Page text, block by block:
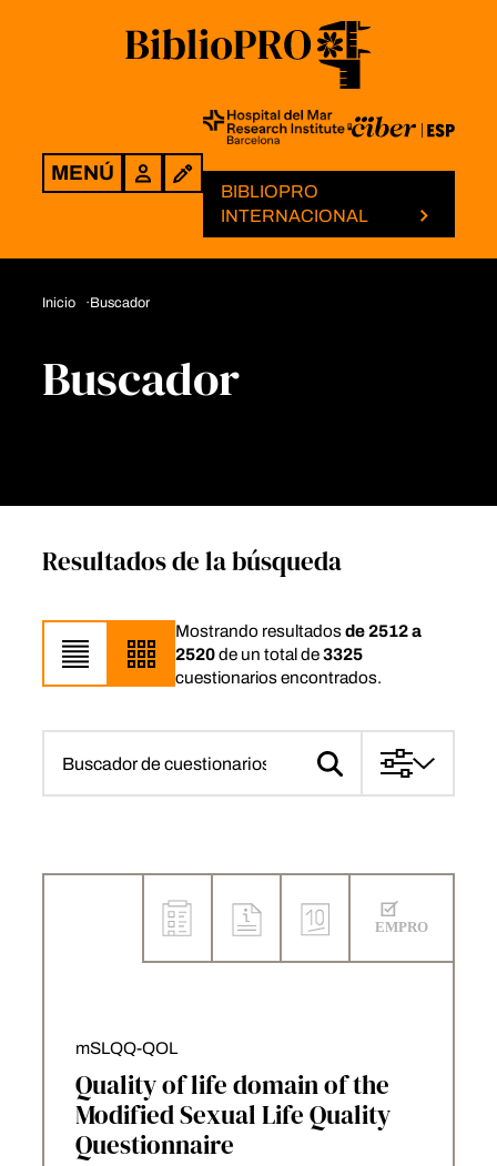
MENÚ Login
BIBLIOPRO
INTERNACIONAL
Inicio Buscador
Buscador
Resultados de la búsqueda
Mostrando resultadosde 2512 a
2520de un total de3325
cuestionarios encontrados.
mSLQQ-QOL
Quality of life domain of the
Modified Sexual Life Quality
Questionnaire